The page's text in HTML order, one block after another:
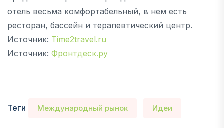
отель весьма комфортабельный, в нем есть
ресторан, бассейн и терапевтический центр.
Источник: Time2travel.ru
Источник: Фронтдеск.ру
Теги Международный рынок Идеи